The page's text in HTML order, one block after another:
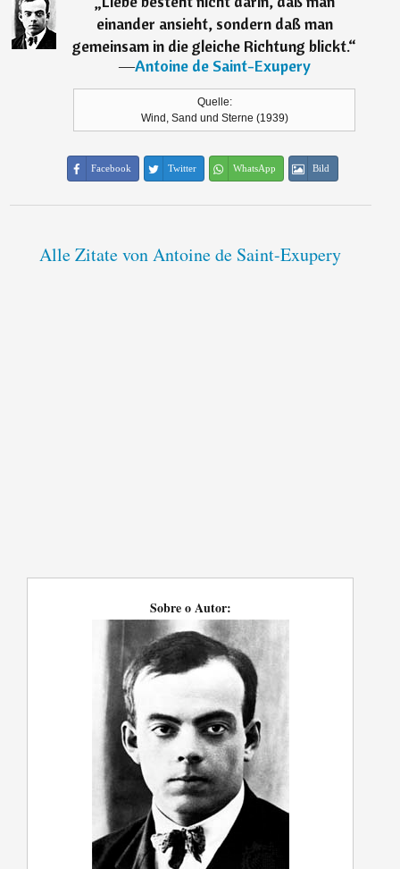
einander ansieht, sondern daß man
gemeinsam in die gleiche Richtung blickt.“
―Antoine de Saint-Exupery
Quelle:
Wind, Sand und Sterne (1939)
Facebook Twitter WhatsApp Bild
Alle Zitate von Antoine de Saint-Exupery
Sobre o Autor: